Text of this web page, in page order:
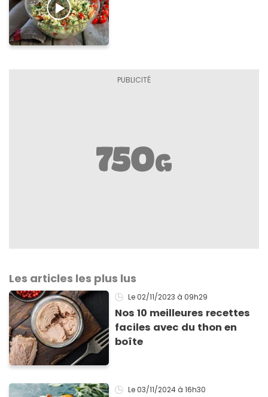
Les articles les plus lus
Le 02/11/2023 à 09h29
Nos 10 meilleures recettes
faciles avec du thon en
boîte
Le 03/11/2024 à 16h30